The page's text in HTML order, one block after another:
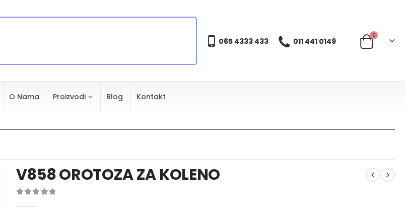
065 4333 433 011 441 0149
0
O Nama Proizvodi Blog Kontakt
V858 OROTOZA ZA KOLENO